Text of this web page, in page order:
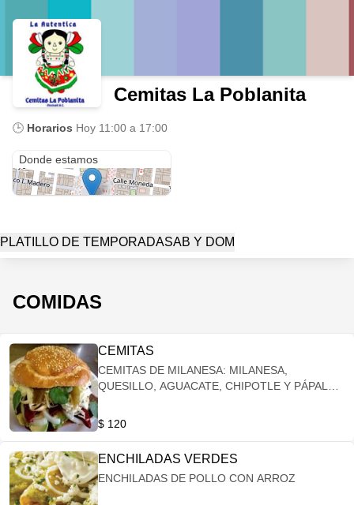
Cemitas La Poblanita
🕒 Horarios Hoy 11:00 a 17:00
Donde estamos
PLATILLO DE TEMPORADASAB Y DOM
COMIDAS
CEMITAS
CEMITAS DE MILANESA: MILANESA,
QUESILLO, AGUACATE, CHIPOTLE Y PÁPALO,
$ 120
ENCHILADAS VERDES
ENCHILADAS DE POLLO CON ARROZ